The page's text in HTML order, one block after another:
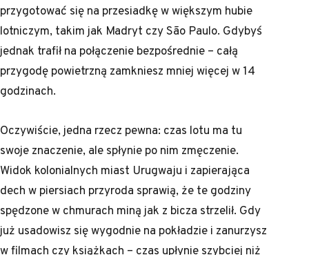
przygotować się na przesiadkę w większym hubie
lotniczym, takim jak Madryt czy São Paulo. Gdybyś
jednak trafił na połączenie bezpośrednie – całą
przygodę powietrzną zamkniesz mniej więcej w 14
godzinach.
Oczywiście, jedna rzecz pewna: czas lotu ma tu
swoje znaczenie, ale spłynie po nim zmęczenie.
Widok kolonialnych miast Urugwaju i zapierająca
dech w piersiach przyroda sprawią, że te godziny
spędzone w chmurach miną jak z bicza strzelił. Gdy
już usadowisz się wygodnie na pokładzie i zanurzysz
w filmach czy książkach – czas upłynie szybciej niż